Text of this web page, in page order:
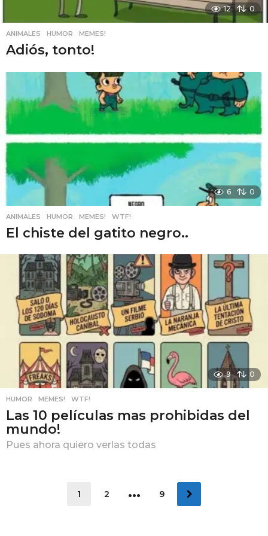
12 0
ANIMALES ,HUMOR ,MEMES!
Adiós, tonto!
6 0
ANIMALES ,HUMOR ,MEMES! ,WTF!
El chiste del gatito negro..
9 0
HUMOR ,MEMES! ,WTF!
Las 10 películas mas prohibidas del
mundo!
Pues ahora quiero verlas todas
1 2 … 9